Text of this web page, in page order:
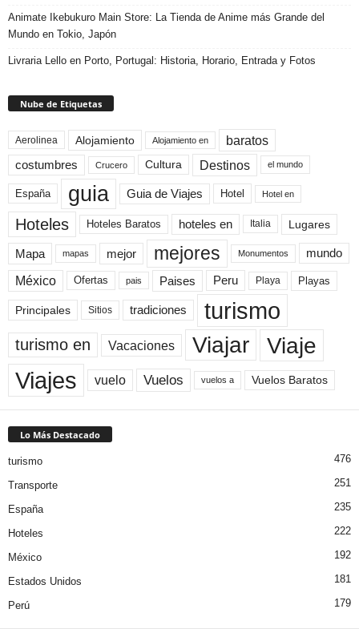
Animate Ikebukuro Main Store: La Tienda de Anime más Grande del
Mundo en Tokio, Japón
Livraria Lello en Porto, Portugal: Historia, Horario, Entrada y Fotos
Nube de Etiquetas
Aerolinea Alojamiento Alojamiento en baratos
costumbres Crucero Cultura Destinos el mundo
España guia Guia de Viajes Hotel Hotel en
Hoteles Hoteles Baratos hoteles en Italia Lugares
Mapa mapas mejor mejores Monumentos mundo
México Ofertas pais Paises Peru Playa Playas
Principales Sitios tradiciones turismo
turismo en Vacaciones Viajar Viaje
Viajes vuelo Vuelos vuelos a Vuelos Baratos
Lo Más Destacado
turismo 476
Transporte 251
España 235
Hoteles 222
México 192
Estados Unidos 181
Perú 179